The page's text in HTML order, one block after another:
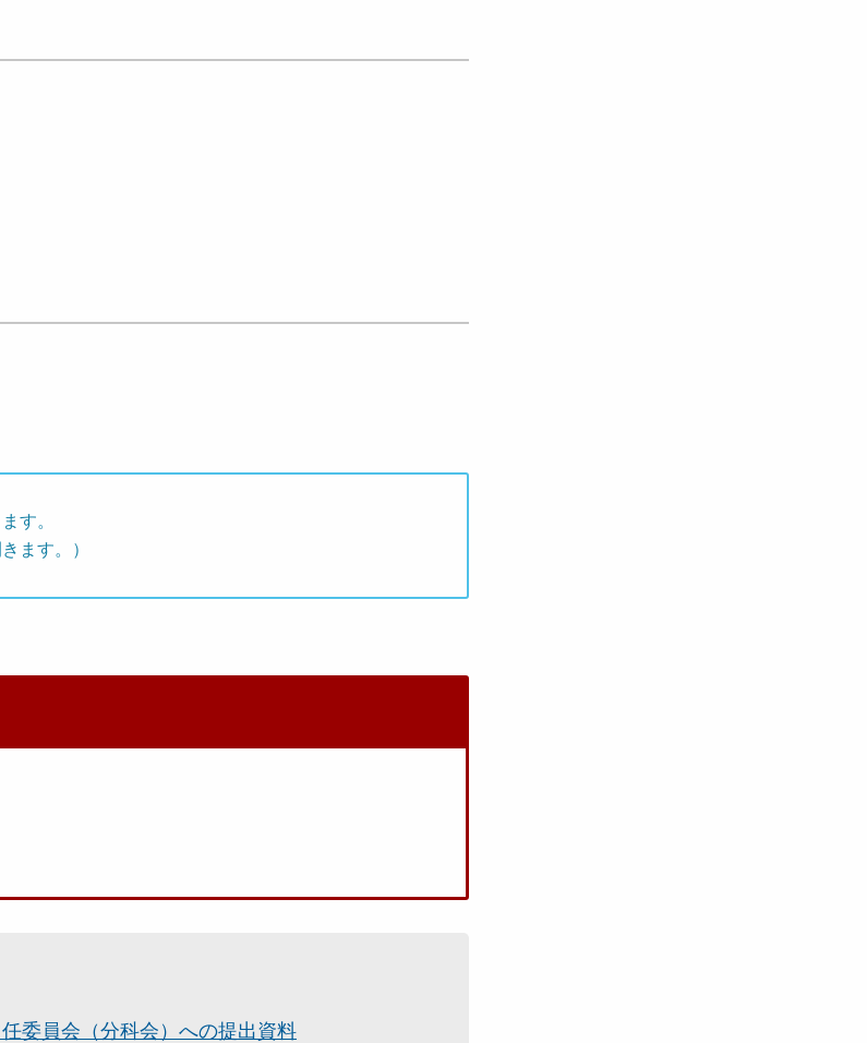
す。
ます。）
委員会（分科会）への提出資料